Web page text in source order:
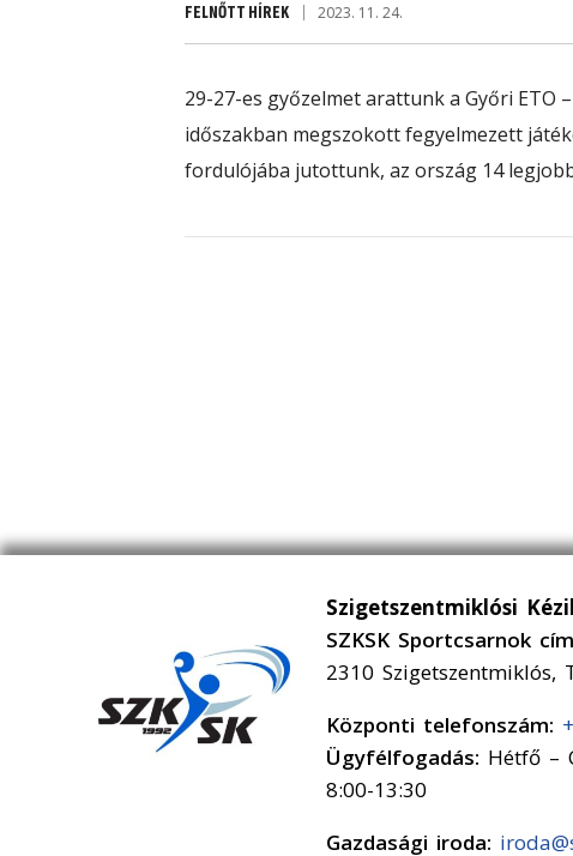
FELNŐTT HÍREK 2023. 11. 24.
29-27-es győzelmet arattunk a Győri ETO
időszakban megszokott fegyelmezett
fordulójába jutottunk, az ország 14
Szigetszentmiklósi
SZKSK Sportcsarnok
2310 Szigetszentmiklós,
Központi telefonszám:
Ügyfélfogadás: Hétfő –
8:00-13:30
Gazdasági iroda: